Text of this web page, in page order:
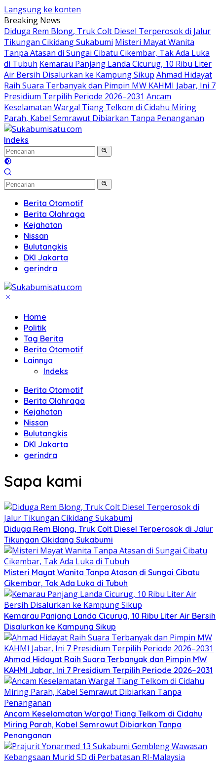
Langsung ke konten
Breaking News
Diduga Rem Blong, Truk Colt Diesel Terperosok di Jalur
Tikungan Cikidang Sukabumi Misteri Mayat Wanita
Tanpa Atasan di Sungai Cibatu Cikembar, Tak Ada Luka
di Tubuh Kemarau Panjang Landa Cicurug, 10 Ribu Liter
Air Bersih Disalurkan ke Kampung Sikup Ahmad Hidayat
Raih Suara Terbanyak dan Pimpin MW KAHMI Jabar, Ini 7
Presidium Terpilih Periode 2026–2031 Ancam
Keselamatan Warga! Tiang Telkom di Cidahu Miring
Parah, Kabel Semrawut Dibiarkan Tanpa Penanganan
Indeks
Berita Otomotif
Berita Olahraga
Kejahatan
Nissan
Bulutangkis
DKI Jakarta
gerindra
Home
Politik
Tag Berita
Berita Otomotif
Lainnya
Indeks
Berita Otomotif
Berita Olahraga
Kejahatan
Nissan
Bulutangkis
DKI Jakarta
gerindra
Sapa kami
Diduga Rem Blong, Truk Colt Diesel Terperosok di Jalur
Tikungan Cikidang Sukabumi
Misteri Mayat Wanita Tanpa Atasan di Sungai Cibatu
Cikembar, Tak Ada Luka di Tubuh
Kemarau Panjang Landa Cicurug, 10 Ribu Liter Air Bersih
Disalurkan ke Kampung Sikup
Ahmad Hidayat Raih Suara Terbanyak dan Pimpin MW
KAHMI Jabar, Ini 7 Presidium Terpilih Periode 2026–2031
Ancam Keselamatan Warga! Tiang Telkom di Cidahu
Miring Parah, Kabel Semrawut Dibiarkan Tanpa
Penanganan